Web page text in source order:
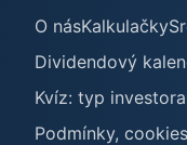
O násKalkulačky
Dividendový
Kvíz: typ investora
Podmínky,